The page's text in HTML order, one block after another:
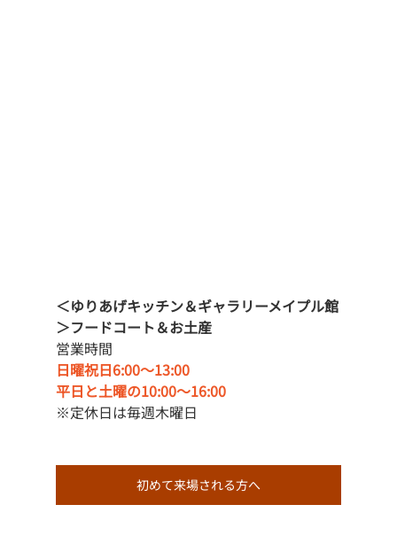
＜ゆりあげキッチン＆ギャラリーメイプル館
＞フードコート＆お土産
営業時間
日曜祝日6:00〜13:00
平日と土曜の10:00〜16:00
※定休日は毎週木曜日
初めて来場される方へ